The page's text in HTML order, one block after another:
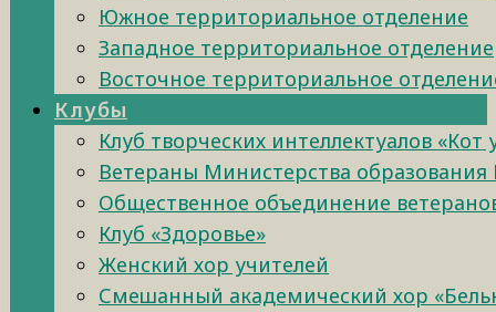
Южное территориальное отделение
Западное территориальное отделение
Восточное территориальное
Клубы
Клуб творческих интеллектуалов «Кот
Ветераны Министерства образования
Общественное объединение
Клуб «Здоровье»
Женский хор учителей
Смешанный академический хор